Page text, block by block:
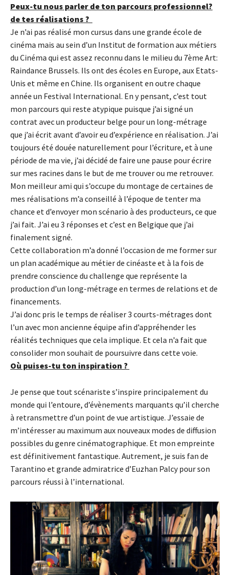
Peux-tu nous parler de ton parcours professionnel?
de tes réalisations ?
Je n’ai pas réalisé mon cursus dans une grande école de
cinéma mais au sein d’un Institut de formation aux métiers
du Cinéma qui est assez reconnu dans le milieu du 7ème Art:
Raindance Brussels. Ils ont des écoles en Europe, aux Etats-
Unis et même en Chine. Ils organisent en outre chaque
année un Festival International. En y pensant, c’est tout
mon parcours qui reste atypique puisque j’ai signé un
contrat avec un producteur belge pour un long-métrage
que j’ai écrit avant d’avoir eu d’expérience en réalisation. J’ai
toujours été douée naturellement pour l’écriture, et à une
période de ma vie, j’ai décidé de faire une pause pour écrire
sur mes racines dans le but de me trouver ou me retrouver.
Mon meilleur ami qui s’occupe du montage de certaines de
mes réalisations m’a conseillé à l’époque de tenter ma
chance et d’envoyer mon scénario à des producteurs, ce que
j’ai fait. J’ai eu 3 réponses et c’est en Belgique que j’ai
finalement signé.
Cette collaboration m’a donné l’occasion de me former sur
un plan académique au métier de cinéaste et à la fois de
prendre conscience du challenge que représente la
production d’un long-métrage en termes de relations et de
financements.
J’ai donc pris le temps de réaliser 3 courts-métrages dont
l’un avec mon ancienne équipe afin d’appréhender les
réalités techniques que cela implique. Et cela n’a fait que
consolider mon souhait de poursuivre dans cette voie.
Où puises-tu ton inspiration ?
Je pense que tout scénariste s’inspire principalement du
monde qui l’entoure, d’évènements marquants qu’il cherche
à retransmettre d’un point de vue artistique. J’essaie de
m’intéresser au maximum aux nouveaux modes de diffusion
possibles du genre cinématographique. Et mon empreinte
est définitivement fantastique. Autrement, je suis fan de
Tarantino et grande admiratrice d’Euzhan Palcy pour son
parcours réussi à l’international.